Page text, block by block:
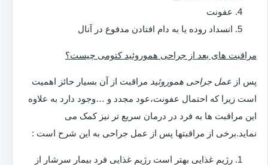
عفونت
انسداد روده یا به دام افتادن مدفوع در آنال
مراقبت های بعد از جراحی هموروئید کتومی چیست؟
پس از عمل جراحی هموروئید مراقبت از آن بسیار حائز اهمیت
است زیرا که احتمال عفونت،عود مجدد و …وجود دارد به علاوه
این مراقبت ها به فرد در درمان سریع تر نیز کمک می
نماید.برخی از مراقبتها پس از عمل جراحی به این شرح است :
رژیم غذایی بهتر است رژیم غذایی فرد بیمار سرشار از